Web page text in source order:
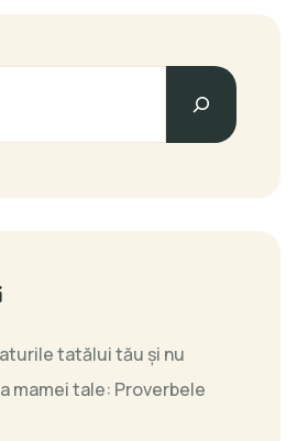
tatălui tău şi nu
mamei tale: Proverbele